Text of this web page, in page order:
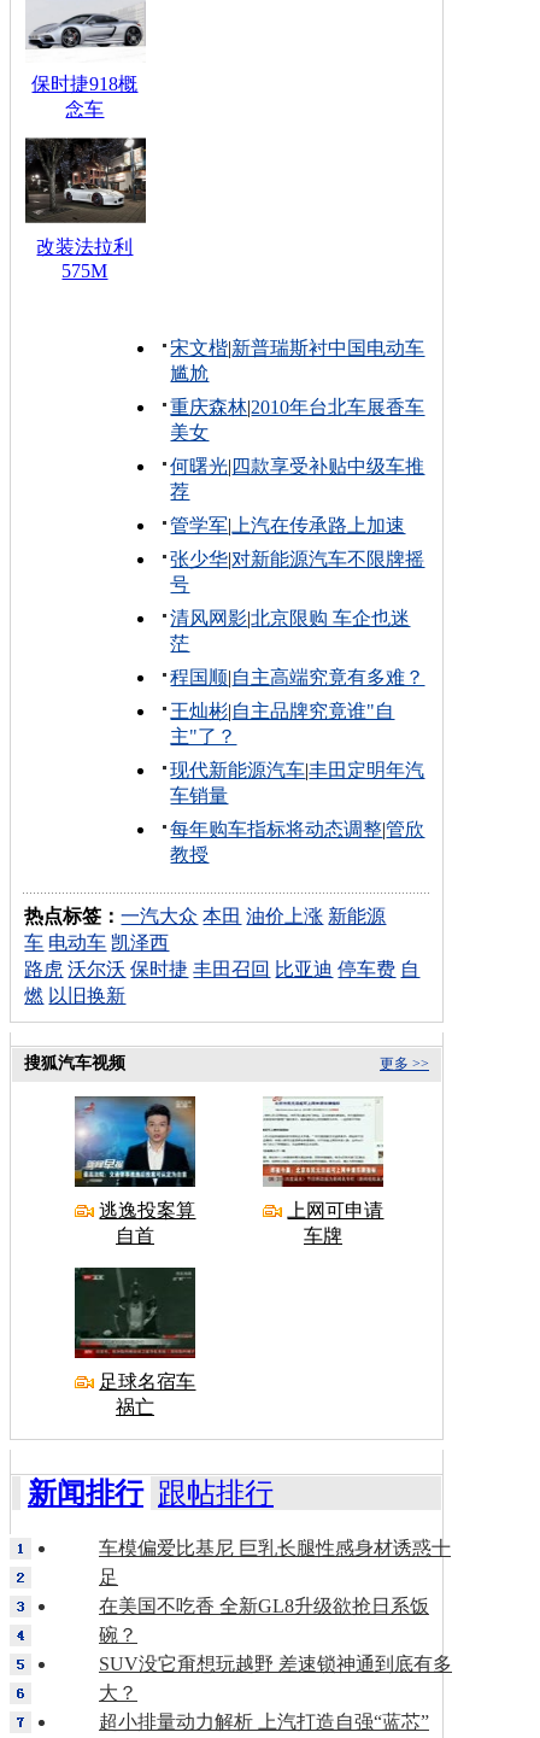
保时捷918概
念车
改装法拉利
575M
宋文楷|新普瑞斯衬中国电动车
尴尬
重庆森林|2010年台北车展香车
美女
何曙光| 四款享受补贴中级车推
荐
管学军| 上汽在传承路上加速
张少华|对新能源汽车不限牌摇
号
清风网影|北京限购 车企也迷
茫
程国顺|自主高端究竟有多难？
王灿彬|自主品牌究竟谁"自
主"了？
现代新能源汽车|丰田定明年汽
车销量
每年购车指标将动态调整|管欣
教授
热点标签：一汽大众 本田 油价上涨 新能源
车 电动车 凯泽西
路虎 沃尔沃 保时捷 丰田召回 比亚迪 停车费 自
燃 以旧换新
更多 >>
搜狐汽车视频
逃逸投案算
自首
上网可申请
车牌
足球名宿车
祸亡
新闻排行 跟帖排行
车模偏爱比基尼 巨乳长腿性感身材诱惑十
足
在美国不吃香 全新GL8升级欲抢日系饭
碗？
SUV没它甭想玩越野 差速锁神通到底有多
大？
超小排量动力解析 上汽打造自强“蓝芯”